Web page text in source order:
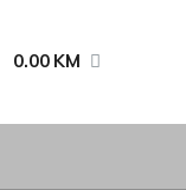
0.00 KM